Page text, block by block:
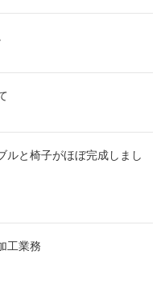
ルと椅子がほぼ完成しまし
工業務